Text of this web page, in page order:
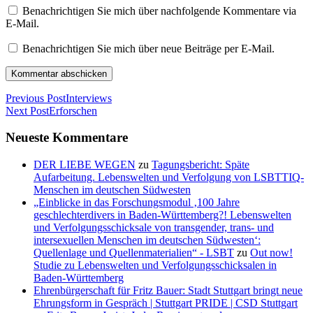
Benachrichtigen Sie mich über nachfolgende Kommentare via
E-Mail.
Benachrichtigen Sie mich über neue Beiträge per E-Mail.
Previous PostInterviews
Next PostErforschen
Neueste Kommentare
DER LIEBE WEGEN zu Tagungsbericht: Späte
Aufarbeitung. Lebenswelten und Verfolgung von LSBTTIQ-
Menschen im deutschen Südwesten
„Einblicke in das Forschungsmodul ‚100 Jahre
geschlechterdivers in Baden-Württemberg?! Lebenswelten
und Verfolgungsschicksale von transgender, trans- und
intersexuellen Menschen im deutschen Südwesten‘:
Quellenlage und Quellenmaterialien“ - LSBT zu Out now!
Studie zu Lebenswelten und Verfolgungsschicksalen in
Baden-Württemberg
Ehrenbürgerschaft für Fritz Bauer: Stadt Stuttgart bringt neue
Ehrungsform in Gespräch | Stuttgart PRIDE | CSD Stuttgart